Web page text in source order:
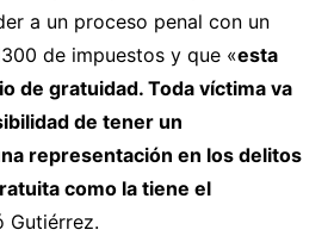
a un proceso penal con un
de impuestos y que «esta
de gratuidad. Toda víctima va
de tener un
representación en los delitos
como la tiene el
Gutiérrez.